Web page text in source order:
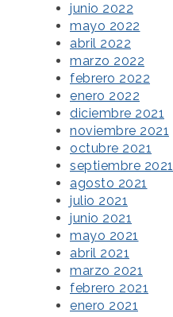
junio 2022
mayo 2022
abril 2022
marzo 2022
febrero 2022
enero 2022
diciembre 2021
noviembre 2021
octubre 2021
septiembre 2021
agosto 2021
julio 2021
junio 2021
mayo 2021
abril 2021
marzo 2021
febrero 2021
enero 2021